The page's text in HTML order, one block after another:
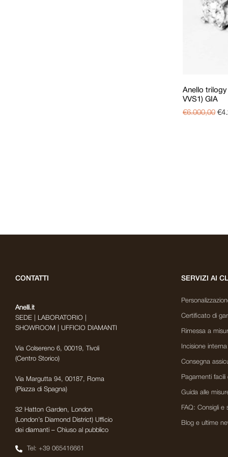
Anello
VVS1) GIA
€6.000,00 €
CONTATTI
Anelli.it
SEDE | LABORATORIO |
SHOWROOM | UFFICIO DIAMANTI
Via Colsereno 6, 00019, Tivoli
(Centro Storico)
Via Margutta 94, 00187, Roma
(Piazza di Spagna)
32 Hatton Garden, London
(London’s Diamond District) Ufficio
dei diamanti – Chiuso al pubblico
Tel: +39 065416661
SERVIZI AI
Certificato di
Rimessa a
Incisione
Consegna
Pagamenti facili
Guida alle
FAQ: Consigli e
Blog e ultime